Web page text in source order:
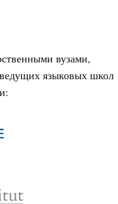
вузами,
языковых школ